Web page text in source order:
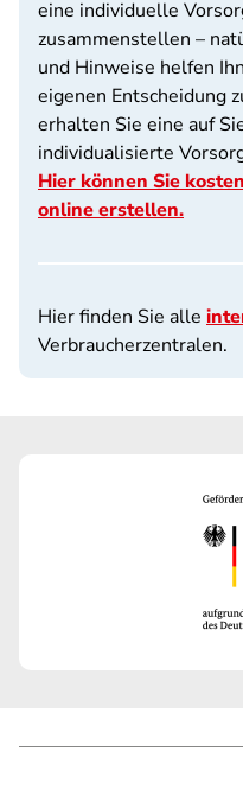
eine individuelle
zusammenstellen –
und Hinweise helfen
eigenen Entscheidung
erhalten Sie eine auf
individualisierte
Hier können Sie
online erstellen.
Hier finden Sie alle
Verbraucherzentralen.